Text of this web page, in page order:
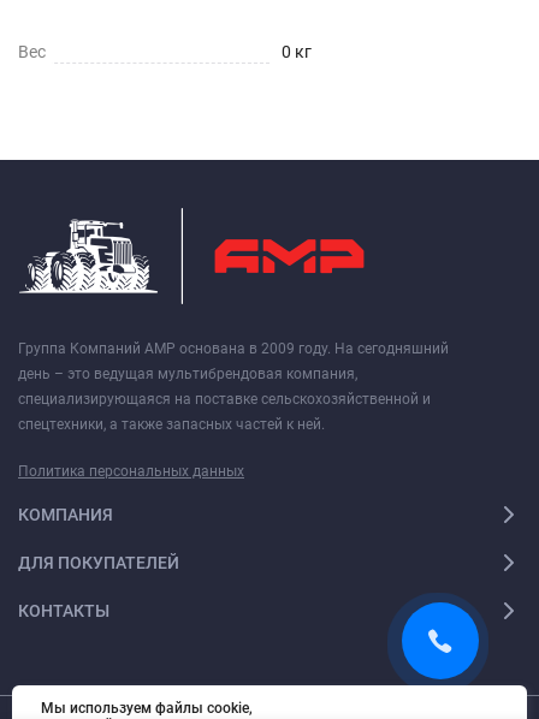
Вес 0 кг
Группа Компаний АМР основана в 2009 году. На сегодняшний
день – это ведущая мультибрендовая компания,
специализирующаяся на поставке сельскохозяйственной и
спецтехники, а также запасных частей к ней.
Политика персональных данных
КОМПАНИЯ
ДЛЯ ПОКУПАТЕЛЕЙ
КОНТАКТЫ
Мы используем файлы cookie,